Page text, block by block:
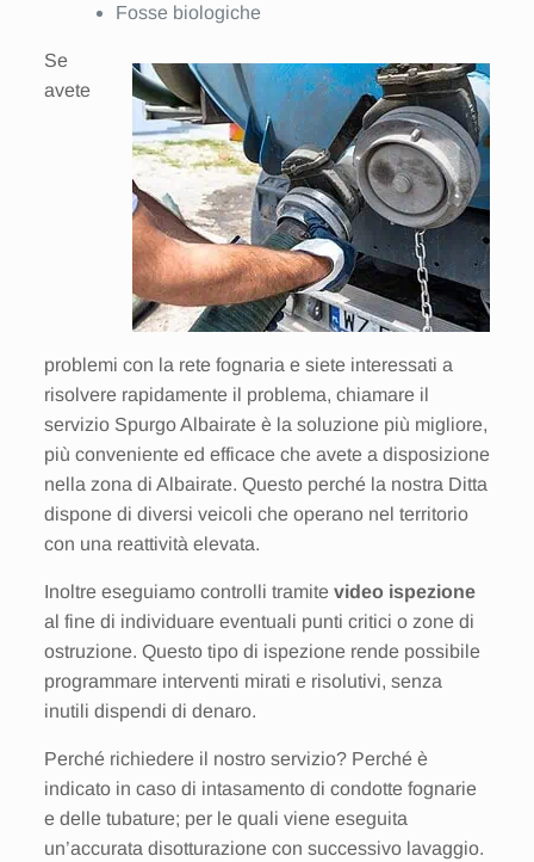
Fosse biologiche
Se
avete
problemi con la rete fognaria e siete interessati a
risolvere rapidamente il problema, chiamare il
servizio Spurgo Albairate è la soluzione più migliore,
più conveniente ed efficace che avete a disposizione
nella zona di Albairate. Questo perché la nostra Ditta
dispone di diversi veicoli che operano nel territorio
con una reattività elevata.
Inoltre eseguiamo controlli tramite video ispezione
al fine di individuare eventuali punti critici o zone di
ostruzione. Questo tipo di ispezione rende possibile
programmare interventi mirati e risolutivi, senza
inutili dispendi di denaro.
Perché richiedere il nostro servizio? Perché è
indicato in caso di intasamento di condotte fognarie
e delle tubature; per le quali viene eseguita
un’accurata disotturazione con successivo lavaggio.